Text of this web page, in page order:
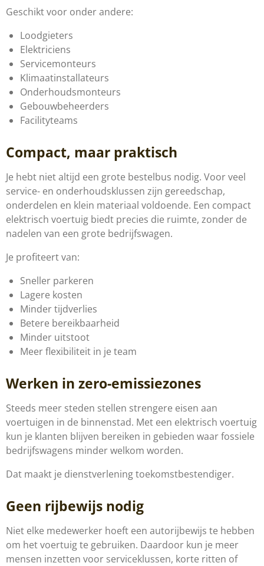
Geschikt voor onder andere:
Loodgieters
Elektriciens
Servicemonteurs
Klimaatinstallateurs
Onderhoudsmonteurs
Gebouwbeheerders
Facilityteams
Compact, maar praktisch
Je hebt niet altijd een grote bestelbus nodig. Voor veel
service- en onderhoudsklussen zijn gereedschap,
onderdelen en klein materiaal voldoende. Een compact
elektrisch voertuig biedt precies die ruimte, zonder de
nadelen van een grote bedrijfswagen.
Je profiteert van:
Sneller parkeren
Lagere kosten
Minder tijdverlies
Betere bereikbaarheid
Minder uitstoot
Meer flexibiliteit in je team
Werken in zero-emissiezones
Steeds meer steden stellen strengere eisen aan
voertuigen in de binnenstad. Met een elektrisch voertuig
kun je klanten blijven bereiken in gebieden waar fossiele
bedrijfswagens minder welkom worden.
Dat maakt je dienstverlening toekomstbestendiger.
Geen rijbewijs nodig
Niet elke medewerker hoeft een autorijbewijs te hebben
om het voertuig te gebruiken. Daardoor kun je meer
mensen inzetten voor serviceklussen, korte ritten of